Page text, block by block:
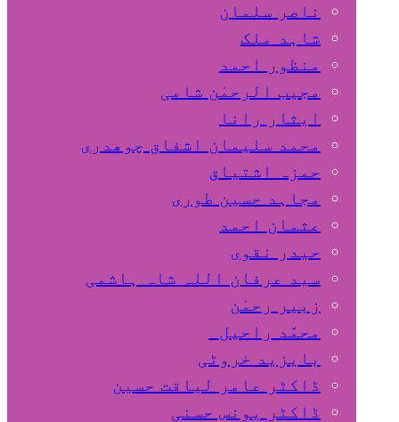
ناصر سلمان
شاہد ملک
منظور احمد
مجیب الرحمٰن شامی
ایثار رانا
محمد سلیمان اشفاق چوهدری
حمزہ اشتیاق
مجاہد حسین طوری
عثمان احمد
حیدر نقوی
سید عرفان اللہ شاہ ہاشمی
زبیر رحمٰن
محمّد راحیل
بایزید خروٹی
ڈاکٹر عامر لیاقت حسین
ڈاکٹر یونس حسنی